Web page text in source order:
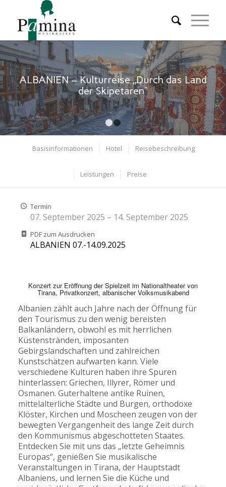
ALBANIEN – Kulturreise „Durch das Land
der Skipetaren“
1 2
Basisinformationen Hotel Reisebeschreibung
Leistungen Preise
Termin
07. September 2025 – 14. September 2025
PDF zum Ausdrucken
ALBANIEN 07.-14.09.2025
Konzert zur Eröffnung der Spielzeit im Nationaltheater von
Tirana, Privatkonzert, albanischer Volksmusikabend
Albanien zählt auch Jahre nach der Öffnung für
den Tourismus zu den wenig bereisten
Balkanländern, obwohl es mit herrlichen
Küstenstränden, imposanten
Gebirgslandschaften und zahlreichen
Kunstschätzen aufwarten kann. Viele
verschiedene Kulturen haben ihre Spuren
hinterlassen: Griechen, Illyrer, Römer und
Osmanen. Guterhaltene antike Ruinen,
mittelalterliche Städte und Burgen, orthodoxe
Klöster, Kirchen und Moscheen zeugen von der
bewegten Vergangenheit des lange Zeit durch
den Kommunismus abgeschotteten Staates.
Entdecken Sie mit uns das „letzte Geheimnis
Europas“, genießen Sie musikalische
Veranstaltungen in Tirana, der Hauptstadt
Albaniens, und lernen Sie die Küche und